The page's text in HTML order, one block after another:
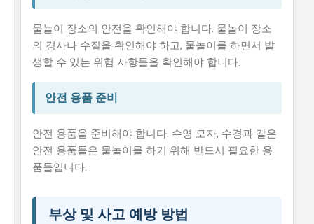
물놀이 장소의 안전을 확인해야 합니다. 물놀이 장소
의 경사나 수질을 확인해야 하고, 물놀이를 하면서 발
생할 수 있는 위험 사항들을 확인해야 합니다.
안전 용품 준비
안전 용품을 준비해야 합니다. 수영 모자, 수경과 같은
안전 용품들은 물놀이를 하기 위해 반드시 필요한 용
품들입니다.
부상 및 사고 예방 방법